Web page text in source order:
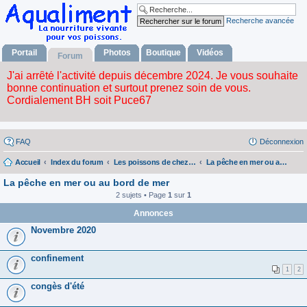
Recherche avancée
Portail Forum Photos Boutique Vidéos
FAQ Déconnexion
Accueil Index du forum Les poissons de chez nous La pêche en mer ou au bord de mer
La pêche en mer ou au bord de mer
2 sujets • Page 1 sur 1
Annonces
Novembre 2020
confinement
1 2
congès d'été